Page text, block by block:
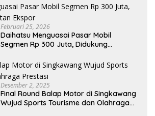
Februari 25, 2026
Daihatsu Menguasai Pasar Mobil
Segmen Rp 300 Juta, Didukung
Desember 2, 2025
Final Round Balap Motor di Singkawang
Wujud Sports Tourisme dan Olahraga